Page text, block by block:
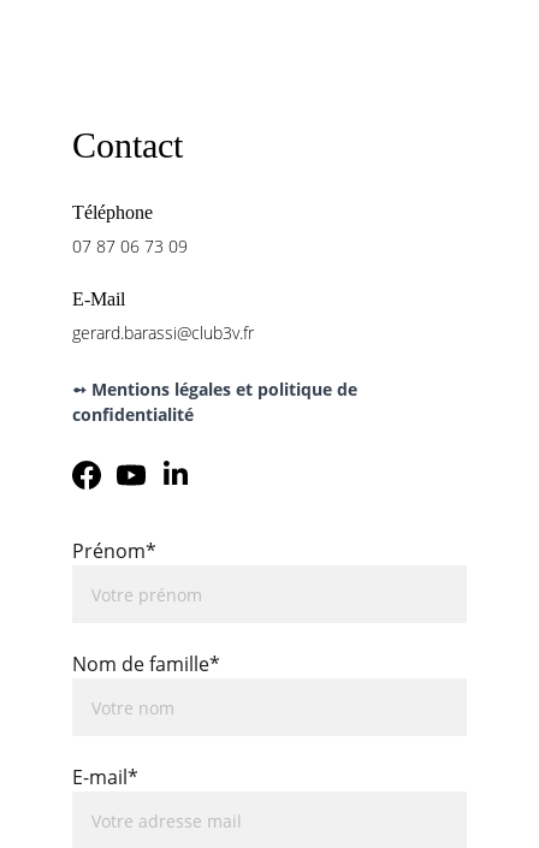
Contact
Téléphone
07 87 06 73 09
E-Mail
gerard.barassi@club3v.fr
Prénom*
Nom de famille*
E-mail*
➻ Mentions légales et politique de
confidentialité